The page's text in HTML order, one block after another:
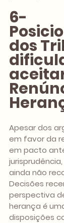
6-
dos
Apesar dos
em favor da
em pacto
ainda não
Decisões
perspectiva
herança é
disposições